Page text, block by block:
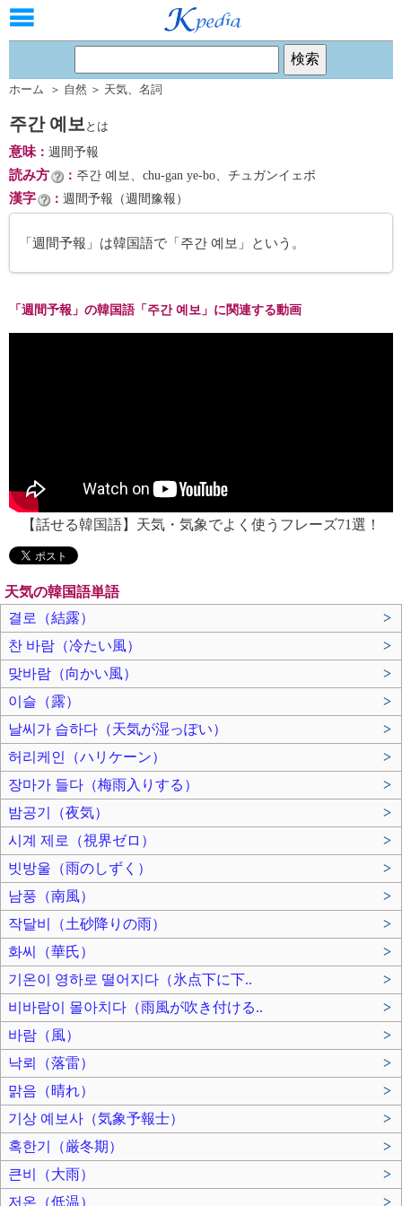
ホーム ＞ 自然 ＞ 天気、 名詞
주간 예보とは
意味： 週間予報
読み方 ： 주간 예보、chu-gan ye-bo、チュガンイェボ
漢字 ： 週間予報（週間豫報）
「週間予報」は韓国語で「주간 예보」という。
「週間予報」の韓国語「주간 예보」に関連する動画
【話せる韓国語】天気・気象でよく使うフレーズ71選！
天気の韓国語単語
결로（結露）
>
찬 바람（冷たい風）
>
맞바람（向かい風）
>
이슬（露）
>
날씨가 습하다（天気が湿っぽい）
>
허리케인（ハリケーン）
>
장마가 들다（梅雨入りする）
>
밤공기（夜気）
>
시계 제로（視界ゼロ）
>
빗방울（雨のしずく）
>
남풍（南風）
>
작달비（土砂降りの雨）
>
화씨（華氏）
>
기온이 영하로 떨어지다（氷点下に下..
>
비바람이 몰아치다（雨風が吹き付ける..
>
바람（風）
>
낙뢰（落雷）
>
맑음（晴れ）
>
기상 예보사（気象予報士）
>
혹한기（厳冬期）
>
큰비（大雨）
>
저온（低温）
>